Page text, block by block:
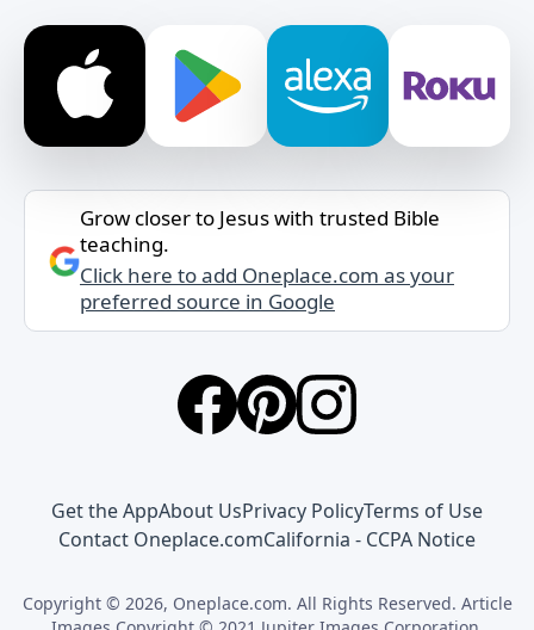
Grow closer to Jesus with trusted Bible
teaching.
Click here to add Oneplace.com as your
preferred source in Google
Get the AppAbout UsPrivacy PolicyTerms of Use
Contact Oneplace.comCalifornia - CCPA Notice
Copyright © 2026, Oneplace.com. All Rights Reserved. Article